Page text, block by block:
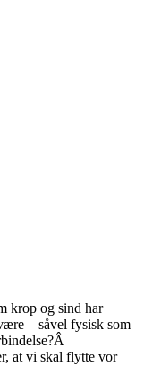
krop og sind har
– såvel fysisk som
at vi skal flytte vor